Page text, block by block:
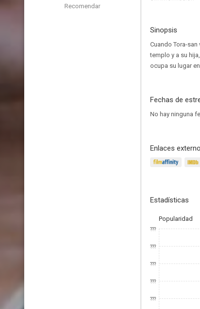
Recomendar
Sinopsis
Cuando Tora-
templo y a su
ocupa su lugar
Fechas de
No hay ninguna
Enlaces
Estadísticas
Popularidad
???
???
???
???
???